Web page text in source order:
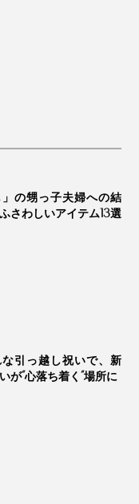
る吉祥文様の解説を
』、あなたの
い。
」の甥っ子夫婦への結
さわしいアイテム13選
引っ越し祝いで、新
が“心落ち着く“場所に